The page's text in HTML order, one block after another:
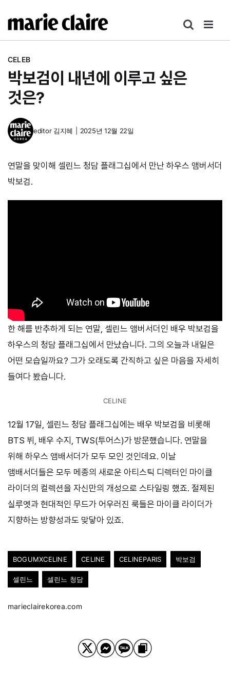
텐
건CELEB
박보검이 내년에 이루고 싶은
것은?
editor 김지혜 2025년 12월 22일
연말을 맞이해 셀린느 청담 플래그십에서 만난 하우스 앰버서더
박보검.
한 해를 반추하게 되는 연말, 셀린느 앰버서더인 배우 박보검을
하우스의 청담 플래그십에서 만났습니다. 그의 오늘과 내일은
어떤 모습일까요? 그가 오래도록 간직하고 싶은 마음을 자세히
들여다 봤습니다.
CELINE
12월 17일, 셀린느 청담 플래그십에는 배우 박보검을 비롯해
BTS 뷔, 배우 수지, TWS(투어스)가 방문했습니다. 연말을
위해 하우스 앰배서더가 모두 모인 것인데요. 이날
앰배서더들은 모두 메종의 새로운 아티스틱 디렉터인 마이클
라이더의 컬렉션을 자신만의 개성으로 스타일링 했죠. 절제된
실루엣과 현대적인 무드가 어우러진 룩들은 마이클 라이더가
지향하는 방향성과도 맞닿아 있죠.
BOGUMXCELINE CELINE CELINEPARIS 박보검
셀린느 셀린느 청담
marieclairekorea.com